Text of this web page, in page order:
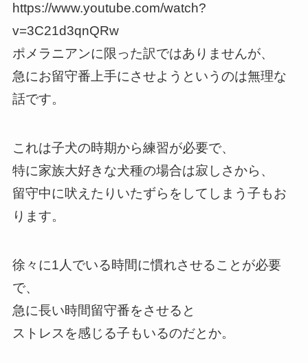
https://www.youtube.com/watch?
v=3C21d3qnQRw
ポメラニアンに限った訳ではありませんが、
急にお留守番上手にさせようというのは無理な
話です。
これは子犬の時期から練習が必要で、
特に家族大好きな犬種の場合は寂しさから、
留守中に吠えたりいたずらをしてしまう子もお
ります。
徐々に1人でいる時間に慣れさせることが必要
で、
急に長い時間留守番をさせると
ストレスを感じる子もいるのだとか。